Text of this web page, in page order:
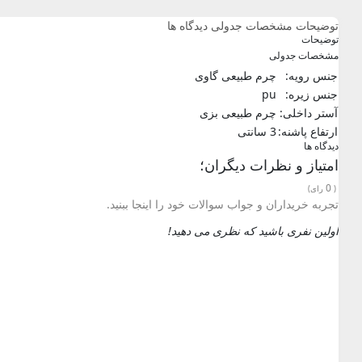
توضیحات مشخصات جدولی دیدگاه ها
توضیحات
مشخصات جدولی
جنس رویه:
چرم طبیعی گاوی
جنس زیره:
pu
آستر داخلی: چرم طبیعی بزی
ارتفاع پاشنه:3 سانتی
دیدگاه ها
امتیاز و نظرات دیگران؛
(
0رای)
تجربه خریداران و جواب سوالات خود را اینجا ببنید.
اولین نفری باشید که نظری می دهید!